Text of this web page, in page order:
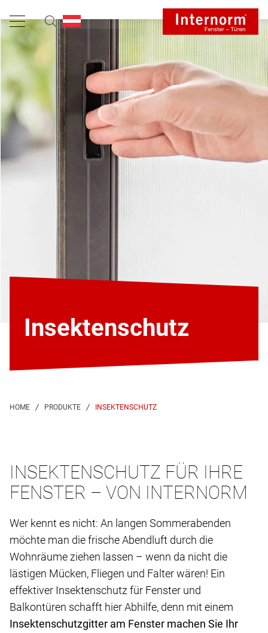
Insektenschutz
INSEKTENSCHUTZ
INSEKTENSCHUTZ FÜR IHRE
FENSTER – VON INTERNORM
Wer kennt es nicht: An langen Sommerabenden
möchte man die frische Abendluft durch die
Wohnräume ziehen lassen – wenn da nicht die
lästigen Mücken, Fliegen und Falter wären! Ein
effektiver Insektenschutz für Fenster und
Balkontüren schafft hier Abhilfe, denn mit einem
Insektenschutzgitter am Fenster machen Sie Ihr